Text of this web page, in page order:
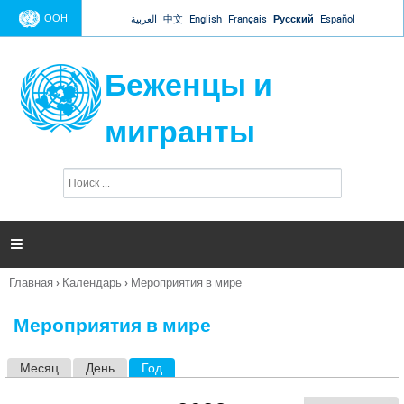
Jump to navigation
ООН العربية 中文 English Français Русский Español
Беженцы и
мигранты
п
и

Вы
Главная › Календарь › Мероприятия в мире
Мероприятия в мире
Месяц День Год